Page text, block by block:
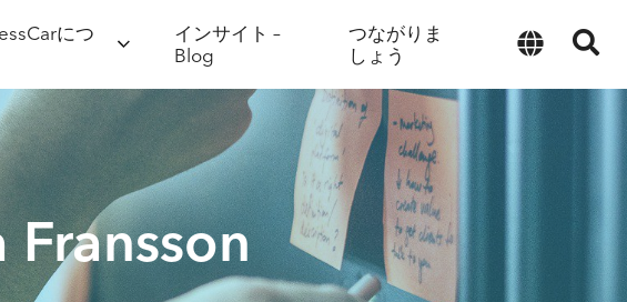
につ
インサイト –
Blog
つながりま
しょう
日本語